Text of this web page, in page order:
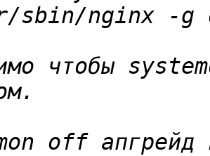
чтобы
off апгрейд